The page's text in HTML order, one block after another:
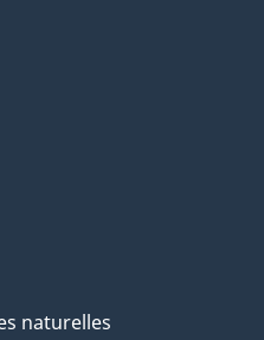
naturelles